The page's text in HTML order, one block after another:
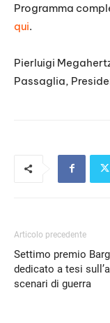
Programma
qui.
Pierluigi
Passaglia,
Articolo precedente
Settimo premio
dedicato a tesi
scenari di guerra